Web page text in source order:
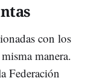
con los
manera.
Federación